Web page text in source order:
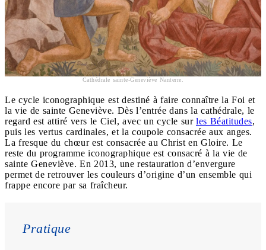
Cathédrale sainte-Geneviève Nanterre.
Le cycle iconographique est destiné à faire connaître la Foi et
la vie de sainte Geneviève. Dès l’entrée dans la cathédrale, le
regard est attiré vers le Ciel, avec un cycle sur les Béatitudes,
puis les vertus cardinales, et la coupole consacrée aux anges.
La fresque du chœur est consacrée au Christ en Gloire. Le
reste du programme iconographique est consacré à la vie de
sainte Geneviève. En 2013, une restauration d’envergure
permet de retrouver les couleurs d’origine d’un ensemble qui
frappe encore par sa fraîcheur.
Pratique